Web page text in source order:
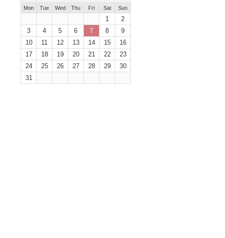
Mon Tue Wed Thu Fri Sat Sun
1
2
3
4 5 6 7 8
9
10
11 12 13 14 15
16
17
18 19 20 21 22
23
24
25 26 27 28 29
30
31